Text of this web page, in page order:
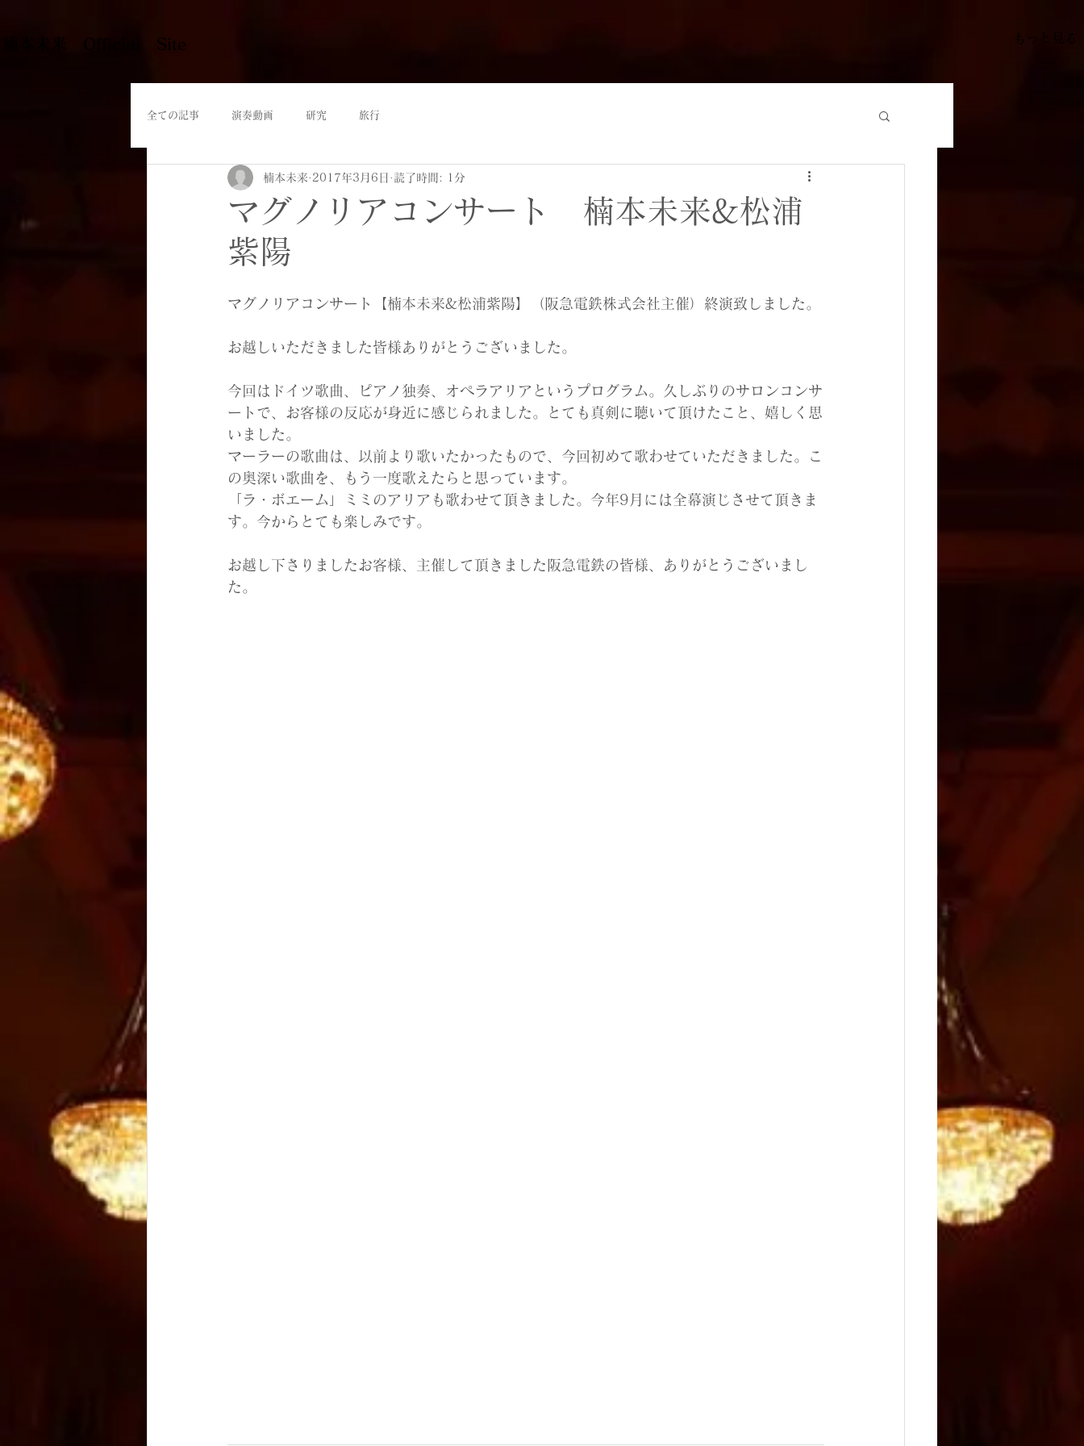
​楠本未来 Official Site もっと見る
全ての記事 演奏動画 研究 旅行
マグノリアコンサート 楠本未来&松浦
紫陽
楠本未来 2017年3月6日 読了時間: 1分
マグノリアコンサート【楠本未来&松浦紫陽】（阪急電鉄株式会社主催）終演致しました。
お越しいただきました皆様ありがとうございました。
今回はドイツ歌曲、ピアノ独奏、オペラアリアというプログラム。久しぶりのサロンコンサ
ートで、お客様の反応が身近に感じられました。とても真剣に聴いて頂けたこと、嬉しく思
いました。
マーラーの歌曲は、以前より歌いたかったもので、今回初めて歌わせていただきました。こ
の奥深い歌曲を、もう一度歌えたらと思っています。
「ラ・ボエーム」ミミのアリアも歌わせて頂きました。今年9月には全幕演じさせて頂きま
す。今からとても楽しみです。
お越し下さりましたお客様、主催して頂きました阪急電鉄の皆様、ありがとうございまし
た。